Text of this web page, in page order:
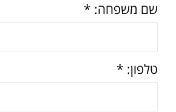
שם משפחה: *
טלפון: *